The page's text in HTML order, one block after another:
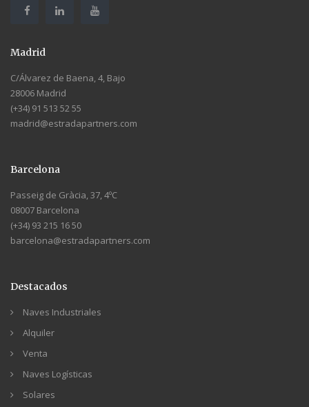
Madrid
C/Álvarez de Baena, 4, Bajo
28006 Madrid
(+34) 91 513 52 55
madrid@estradapartners.com
Barcelona
Passeig de Gràcia, 37, 4ºC
08007 Barcelona
(+34) 93 215 16 50
barcelona@estradapartners.com
Destacados
Naves Industriales
Alquiler
Venta
Naves Logísticas
Solares